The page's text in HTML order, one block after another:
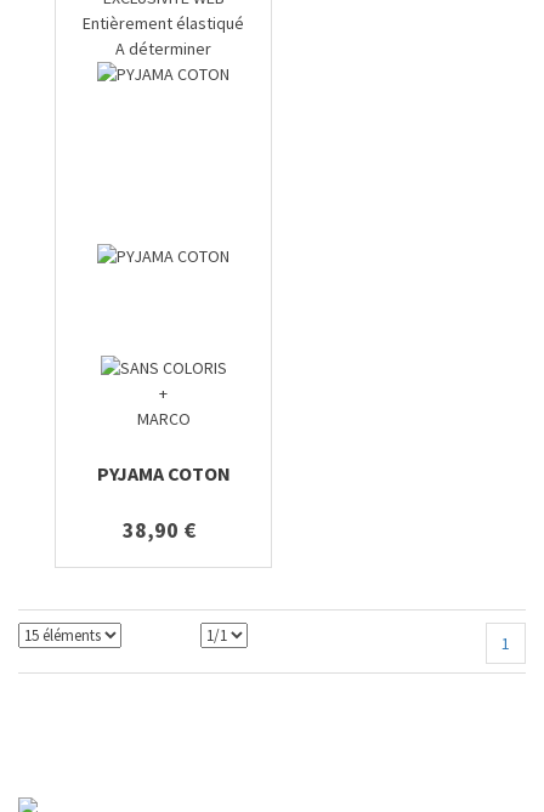
Entièrement élastiqué
A déterminer
+
MARCO
PYJAMA COTON
38,90 €
1